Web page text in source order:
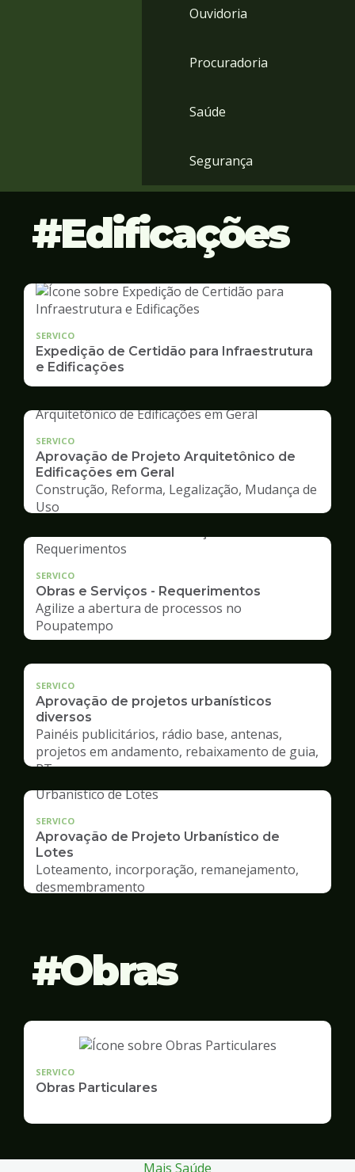
Ouvidoria
Procuradoria
Saúde
Segurança
Edificações
SERVICO
Expedição de Certidão para Infraestrutura
e Edificações
SERVICO
Aprovação de Projeto Arquitetônico de
Edificações em Geral
Construção, Reforma, Legalização, Mudança de
Uso
SERVICO
Obras e Serviços - Requerimentos
Agilize a abertura de processos no
Poupatempo
SERVICO
Aprovação de projetos urbanísticos
diversos
Painéis publicitários, rádio base, antenas,
projetos em andamento, rebaixamento de guia,
RT
SERVICO
Aprovação de Projeto Urbanístico de
Lotes
Loteamento, incorporação, remanejamento,
desmembramento
Obras
SERVICO
Obras Particulares
Mais Saúde